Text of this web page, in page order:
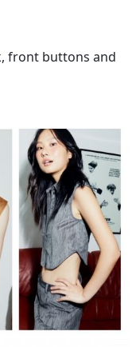
front buttons and